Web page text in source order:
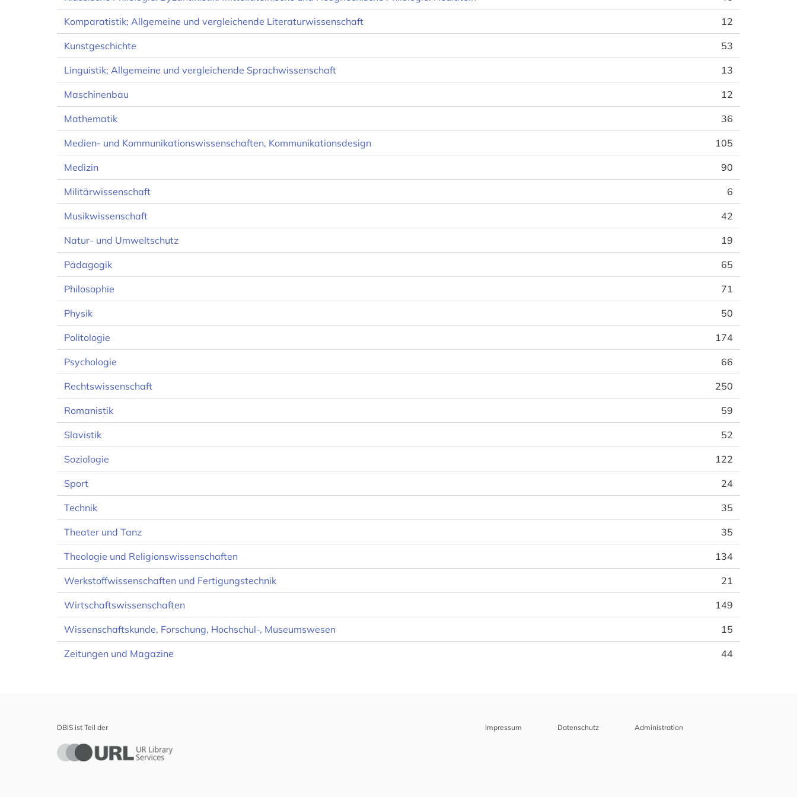
Komparatistik; Allgemeine und vergleichende Literaturwissenschaft 12
Kunstgeschichte 53
Linguistik; Allgemeine und vergleichende Sprachwissenschaft 13
Maschinenbau 12
Mathematik 36
Medien- und Kommunikationswissenschaften, Kommunikationsdesign 105
Medizin 90
Militärwissenschaft 6
Musikwissenschaft 42
Natur- und Umweltschutz 19
Pädagogik 65
Philosophie 71
Physik 50
Politologie 174
Psychologie 66
Rechtswissenschaft 250
Romanistik 59
Slavistik 52
Soziologie 122
Sport 24
Technik 35
Theater und Tanz 35
Theologie und Religionswissenschaften 134
Werkstoffwissenschaften und Fertigungstechnik 21
Wirtschaftswissenschaften 149
Wissenschaftskunde, Forschung, Hochschul-, Museumswesen 15
Zeitungen und Magazine 44
DBIS ist Teil der Impressum Datenschutz Administration